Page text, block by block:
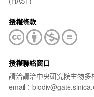
授權條款
授權聯絡窗口
請洽請洽中央研究院生物多
email：